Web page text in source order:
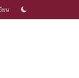
ยน